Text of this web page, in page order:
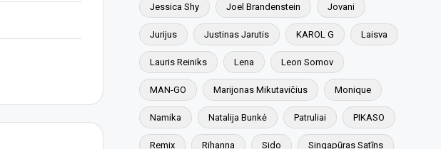
Jessica Shy Joel Brandenstein Jovani
Jurijus Justinas Jarutis KAROL G Laisva
Lauris Reiniks Lena Leon Somov
MAN-GO Marijonas Mikutavičius Monique
Namika Natalija Bunkė Patruliai PIKASO
Remix Rihanna Sido Singapūras Satīns